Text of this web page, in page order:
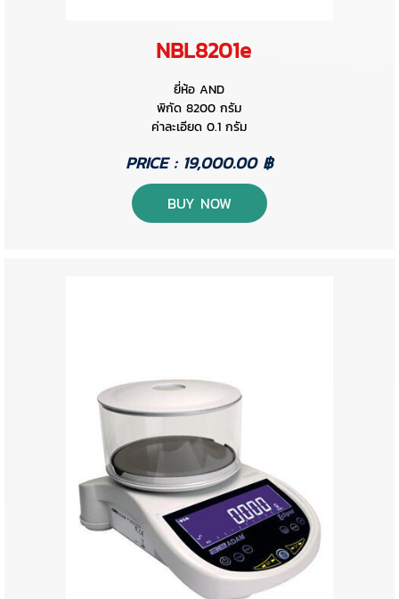
NBL8201e
ยี่ห้อ AND
พิกัด 8200 กรัม
ค่าละเอียด 0.1 กรัม
PRICE : 19,000.00 ฿
BUY NOW